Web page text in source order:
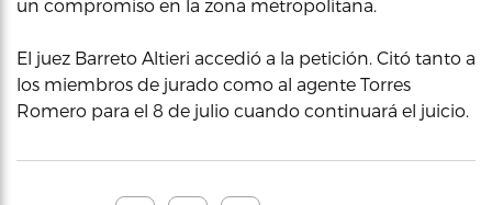
un compromiso en la zona metropolitana.
El juez Barreto Altieri accedió a la petición. Citó tanto a
los miembros de jurado como al agente Torres
Romero para el 8 de julio cuando continuará el juicio.